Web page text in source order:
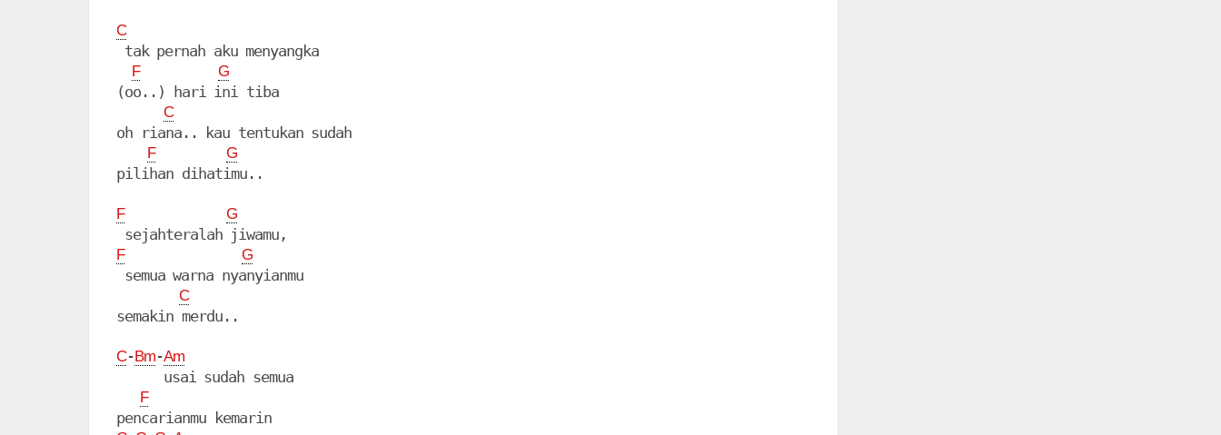
C
tak pernah aku menyangka
F G
(oo..) hari ini tiba
C
oh riana.. kau tentukan sudah
F G
pilihan dihatimu..
F G
F G
semua warna nyanyianmu
C
semakin merdu..
C-Bm-Am
      usai sudah semua
F
pencarianmu kemarin